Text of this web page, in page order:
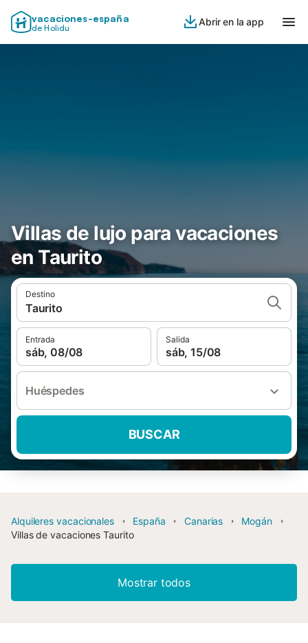
vacaciones-españa
de Holidu
Abrir en la app
Villas de lujo para vacaciones
en Taurito
Destino
Taurito
Entrada
sáb, 08/08
Salida
sáb, 15/08
Huéspedes
BUSCAR
Alquileres vacacionales España Canarias
Mogán
Villas de vacaciones Taurito
Mostrar todos